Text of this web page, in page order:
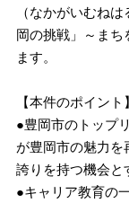
（なかがいむね
岡の挑戦」～ま
ます。
【本件のポイント】
●豊岡市のトップ
が豊岡市の魅力
誇りを持つ機会と
●キャリア教育の